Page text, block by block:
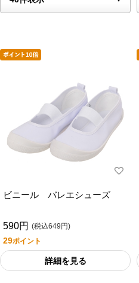
ビニール バレエシューズ
590円 (税込649円)
29ポイント
詳細を見る